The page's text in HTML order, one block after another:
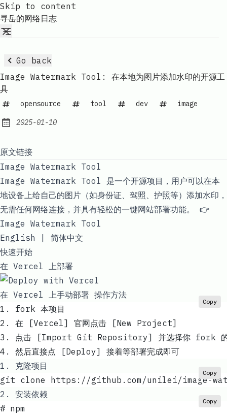
Skip to content
寻岳的网络日志
Go back
Image Watermark Tool: 在本地为图片添加水印的开源工
具
opensource tool dev image
Published:
2025-01-10
原文链接
Image Watermark Tool
Image Watermark Tool 是一个开源项目，用户可以在本
地设备上给自己的图片（如身份证、驾照、护照等）添加水印，
无需任何网络连接，并具有轻松的一键网站部署功能。 👉
Image Watermark Tool
English | 简体中文
快速开始
在 Vercel 上部署
在 Vercel 上手动部署 操作方法
1. fork 本项目
2. 在 [Vercel] 官网点击 [New Project]
3. 点击 [Import Git Repository] 并选择你 fork 的
4. 然后直接点 [Deploy] 接着等部署完成即可
Copy
1. 克隆项目
git clone https://github.com/unilei/image-
Copy
2. 安装依赖
# npm
Copy